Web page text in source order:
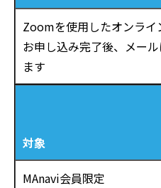
Zoomを使用したオンライ
お申し込み完了後、メー
ます
対象
MAnavi会員限定